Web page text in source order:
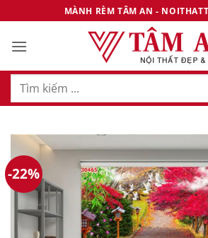
qua
nội
MÀNH RÈM TÂM AN -
Tìm
-22%